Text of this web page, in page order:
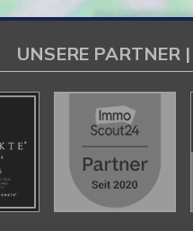
UNSERE PARTNER